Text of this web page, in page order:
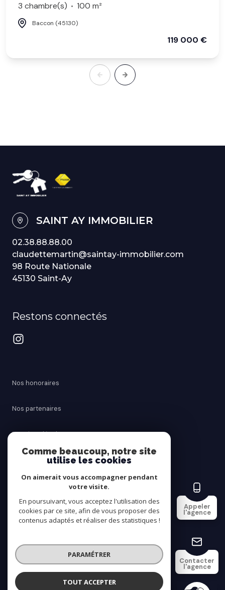
Appeler
l'agence
Contacter
l'agence
3 chambre(s)
100 m²
Baccon (45130)
119 000 €
SAINT AY IMMOBILIER
02.38.88.88.00
claudettemartin@saintay-immobilier.com
98 Route Nationale
45130 Saint-Ay
Restons connectés
Nos honoraires
Nos partenaires
Mentions légales
Cookies
© 2026 | Tous droits réservés
Réalisé par
Comme beaucoup, notre site
utilise les cookies
On aimerait vous accompagner pendant
votre visite.
En poursuivant, vous acceptez l'utilisation des
cookies par ce site, afin de vous proposer des
contenus adaptés et réaliser des statistiques !
PARAMÉTRER
TOUT ACCEPTER